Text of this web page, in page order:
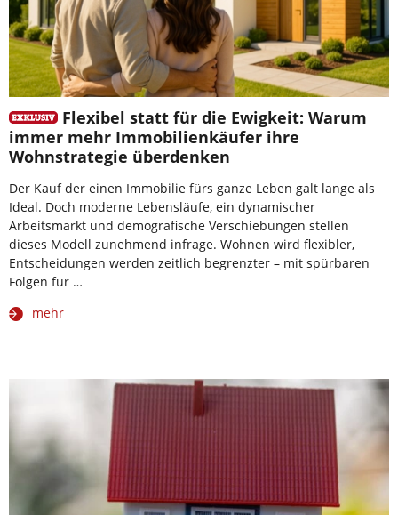
Flexibel statt für die Ewigkeit: Warum
immer mehr Immobilienkäufer ihre
Wohnstrategie überdenken
Der Kauf der einen Immobilie fürs ganze Leben galt lange als
Ideal. Doch moderne Lebensläufe, ein dynamischer
Arbeitsmarkt und demografische Verschiebungen stellen
dieses Modell zunehmend infrage. Wohnen wird flexibler,
Entscheidungen werden zeitlich begrenzter – mit spürbaren
Folgen für …
mehr